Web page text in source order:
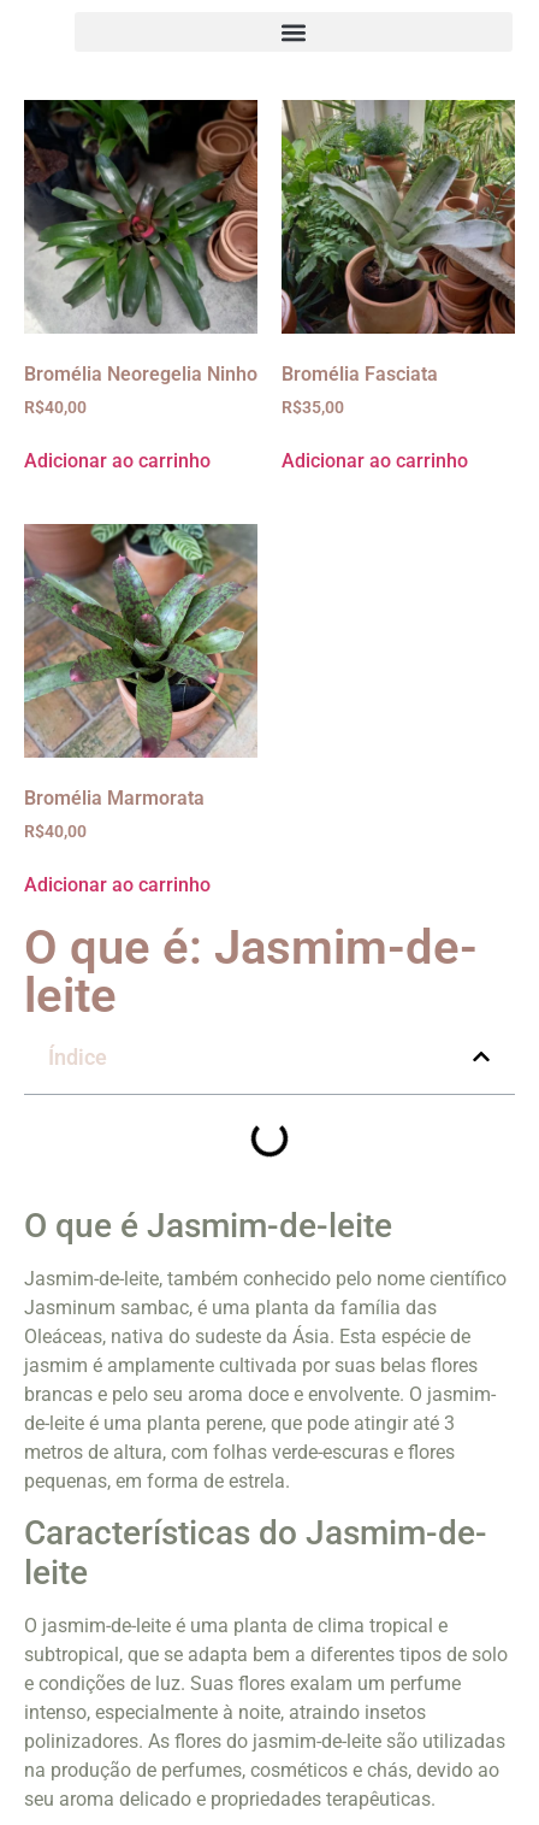
Bromélia Neoregelia Ninho
R$40,00
Adicionar ao carrinho
Bromélia Fasciata
R$35,00
Adicionar ao carrinho
Bromélia Marmorata
R$40,00
Adicionar ao carrinho
O que é: Jasmim-de-
leite
Índice
O que é Jasmim-de-leite
Jasmim-de-leite, também conhecido pelo nome científico
Jasminum sambac, é uma planta da família das
Oleáceas, nativa do sudeste da Ásia. Esta espécie de
jasmim é amplamente cultivada por suas belas flores
brancas e pelo seu aroma doce e envolvente. O jasmim-
de-leite é uma planta perene, que pode atingir até 3
metros de altura, com folhas verde-escuras e flores
pequenas, em forma de estrela.
Características do Jasmim-de-
leite
O jasmim-de-leite é uma planta de clima tropical e
subtropical, que se adapta bem a diferentes tipos de solo
e condições de luz. Suas flores exalam um perfume
intenso, especialmente à noite, atraindo insetos
polinizadores. As flores do jasmim-de-leite são utilizadas
na produção de perfumes, cosméticos e chás, devido ao
seu aroma delicado e propriedades terapêuticas.